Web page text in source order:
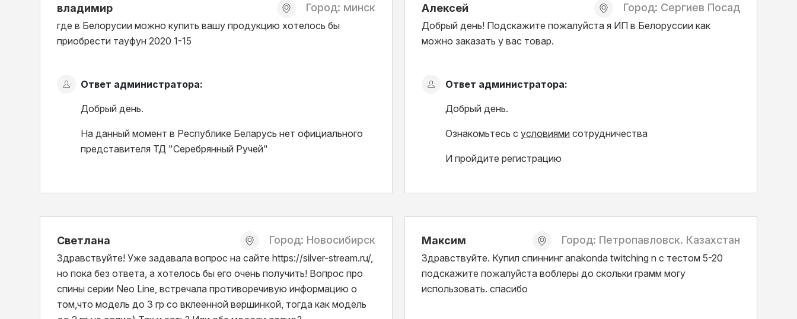
владимир Город: минск
где в Белорусии можно купить вашу продукцию хотелось бы
приобрести тауфун 2020 1-15
Ответ администратора:
Добрый день.
На данный момент в Республике Беларусь нет официального
представителя ТД "Серебрянный Ручей"
Алексей Город: Сергиев Посад
Добрый день! Подскажите пожалуйста я ИП в Белоруссии как
можно заказать у вас товар.
Ответ администратора:
Добрый день.
Ознакомьтесь с условиями сотрудничества
И пройдите регистрацию
Светлана Город: Новосибирск
Здравствуйте! Уже задавала вопрос на сайте https://silver-stream.ru/,
но пока без ответа, а хотелось бы его очень получить! Вопрос про
спины серии Neo Line, встречала противоречивую информацию о
том,что модель до 3 гр со вклеенной вершинкой, тогда как модель
Максим Город: Петропавловск. Казахстан
Здравствуйте. Купил спиннинг anakonda twitching n с тестом 5-20
подскажите пожалуйста воблеры до скольки грамм могу
использовать. спасибо